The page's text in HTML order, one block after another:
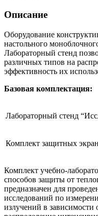
Описание
Оборудование
настольного
Лабораторный стенд
различных типов на
эффективность их
Базовая комплектация:
Лабораторный стенд
Комплект защитных
Комплект учебно-
способов защиты от
предназначен для
исследований по
излучений в зависимости